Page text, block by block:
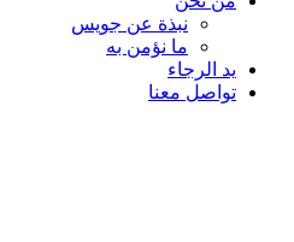
نبذة عن جويس
ما نؤمن به
يد الرجاء
تواصل معنا